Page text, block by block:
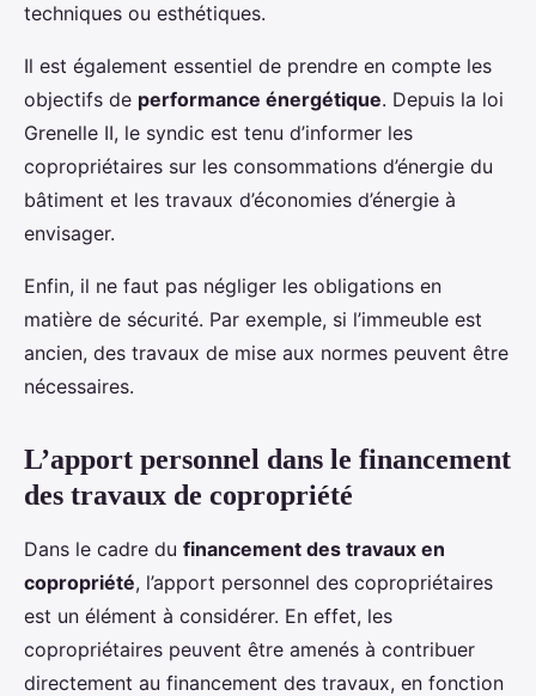
techniques ou esthétiques.
Il est également essentiel de prendre en compte les
objectifs de performance énergétique. Depuis la loi
Grenelle II, le syndic est tenu d’informer les
copropriétaires sur les consommations d’énergie du
bâtiment et les travaux d’économies d’énergie à
envisager.
Enfin, il ne faut pas négliger les obligations en
matière de sécurité. Par exemple, si l’immeuble est
ancien, des travaux de mise aux normes peuvent être
nécessaires.
L’apport personnel dans le financement
des travaux de copropriété
Dans le cadre du financement des travaux en
copropriété, l’apport personnel des copropriétaires
est un élément à considérer. En effet, les
copropriétaires peuvent être amenés à contribuer
directement au financement des travaux, en fonction